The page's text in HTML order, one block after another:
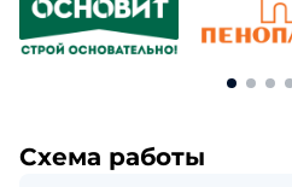
Схема работы